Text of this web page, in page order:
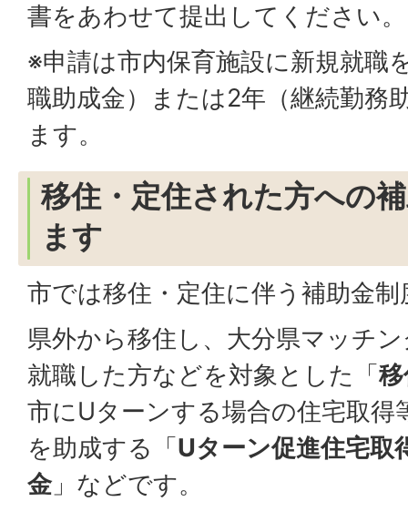
書をあわせて提出してください。
※申請は市内保育施設に新規就職
職助成金）または2年（継続勤務
ます。
移住・定住された方への
ます
市では移住・定住に伴う補助金
県外から移住し、大分県マッチ
就職した方などを対象とした「
市にUターンする場合の住宅取得
を助成する「 Uターン促進住宅取
金」などです。